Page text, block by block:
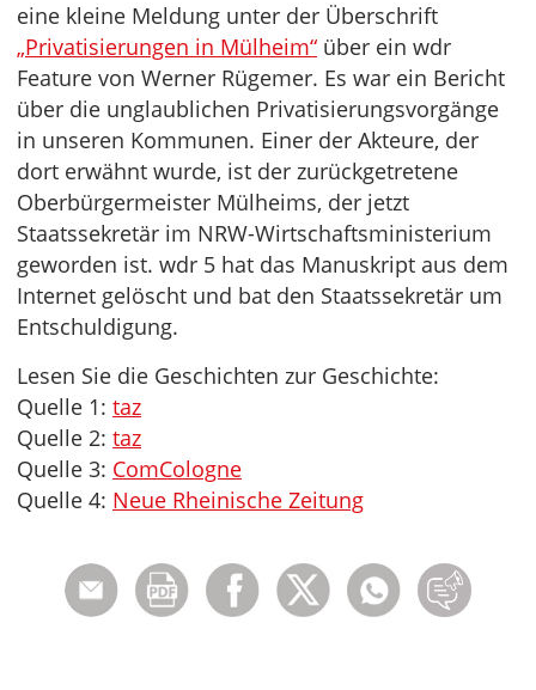
eine kleine Meldung unter der Überschrift
„Privatisierungen in Mülheim“ über ein wdr
Feature von Werner Rügemer. Es war ein Bericht
über die unglaublichen Privatisierungsvorgänge
in unseren Kommunen. Einer der Akteure, der
dort erwähnt wurde, ist der zurückgetretene
Oberbürgermeister Mülheims, der jetzt
Staatssekretär im NRW-Wirtschaftsministerium
geworden ist. wdr 5 hat das Manuskript aus dem
Internet gelöscht und bat den Staatssekretär um
Entschuldigung.
Lesen Sie die Geschichten zur Geschichte:
Quelle 1: taz
Quelle 2: taz
Quelle 3: ComCologne
Quelle 4: Neue Rheinische Zeitung